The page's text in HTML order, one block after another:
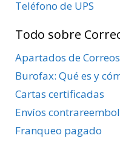
Teléfono de UPS
Todo sobre
Apartados de Correos
Burofax: Qué es y
Cartas certificadas
Envíos
Franqueo pagado